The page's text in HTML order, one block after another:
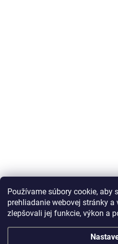
Používame súbory cookie, aby
prehliadanie webovej stránky
zlepšovali jej funkcie, výkon a
Vážený zákazník Info o DOT